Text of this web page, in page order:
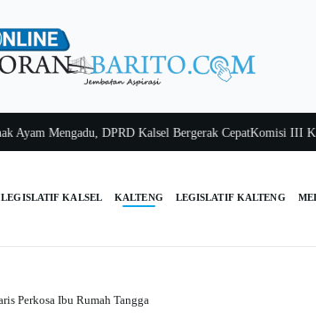
Mengadu, DPRD Kalsel Bergerak CepatKomisi III Kalsel
LEGISLATIF KALSEL KALTENG LEGISLATIF KALTENG
Perkosa Ibu Rumah Tangga